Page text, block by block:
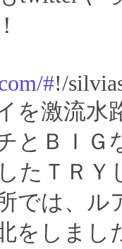
#!/
を激流水
とＢＩＧ
たＴＲ
では、ル
をしまし